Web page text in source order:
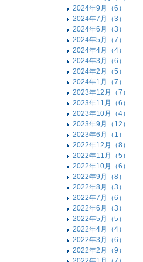
2024年9月（6）
2024年7月（3）
2024年6月（3）
2024年5月（7）
2024年4月（4）
2024年3月（6）
2024年2月（5）
2024年1月（7）
2023年12月（7）
2023年11月（6）
2023年10月（4）
2023年9月（12）
2023年6月（1）
2022年12月（8）
2022年11月（5）
2022年10月（6）
2022年9月（8）
2022年8月（3）
2022年7月（6）
2022年6月（3）
2022年5月（5）
2022年4月（4）
2022年3月（6）
2022年2月（9）